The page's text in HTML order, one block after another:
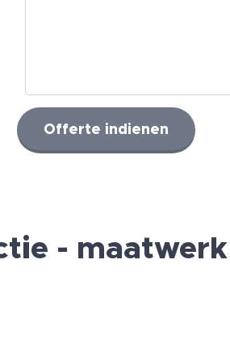
Offerte indienen
-